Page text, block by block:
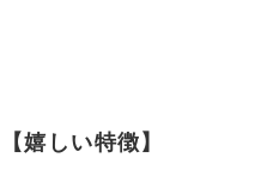
【嬉しい特徴】